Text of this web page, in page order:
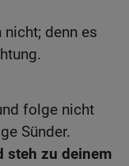
denn es
folge nicht
Sünder.
steh zu deinem